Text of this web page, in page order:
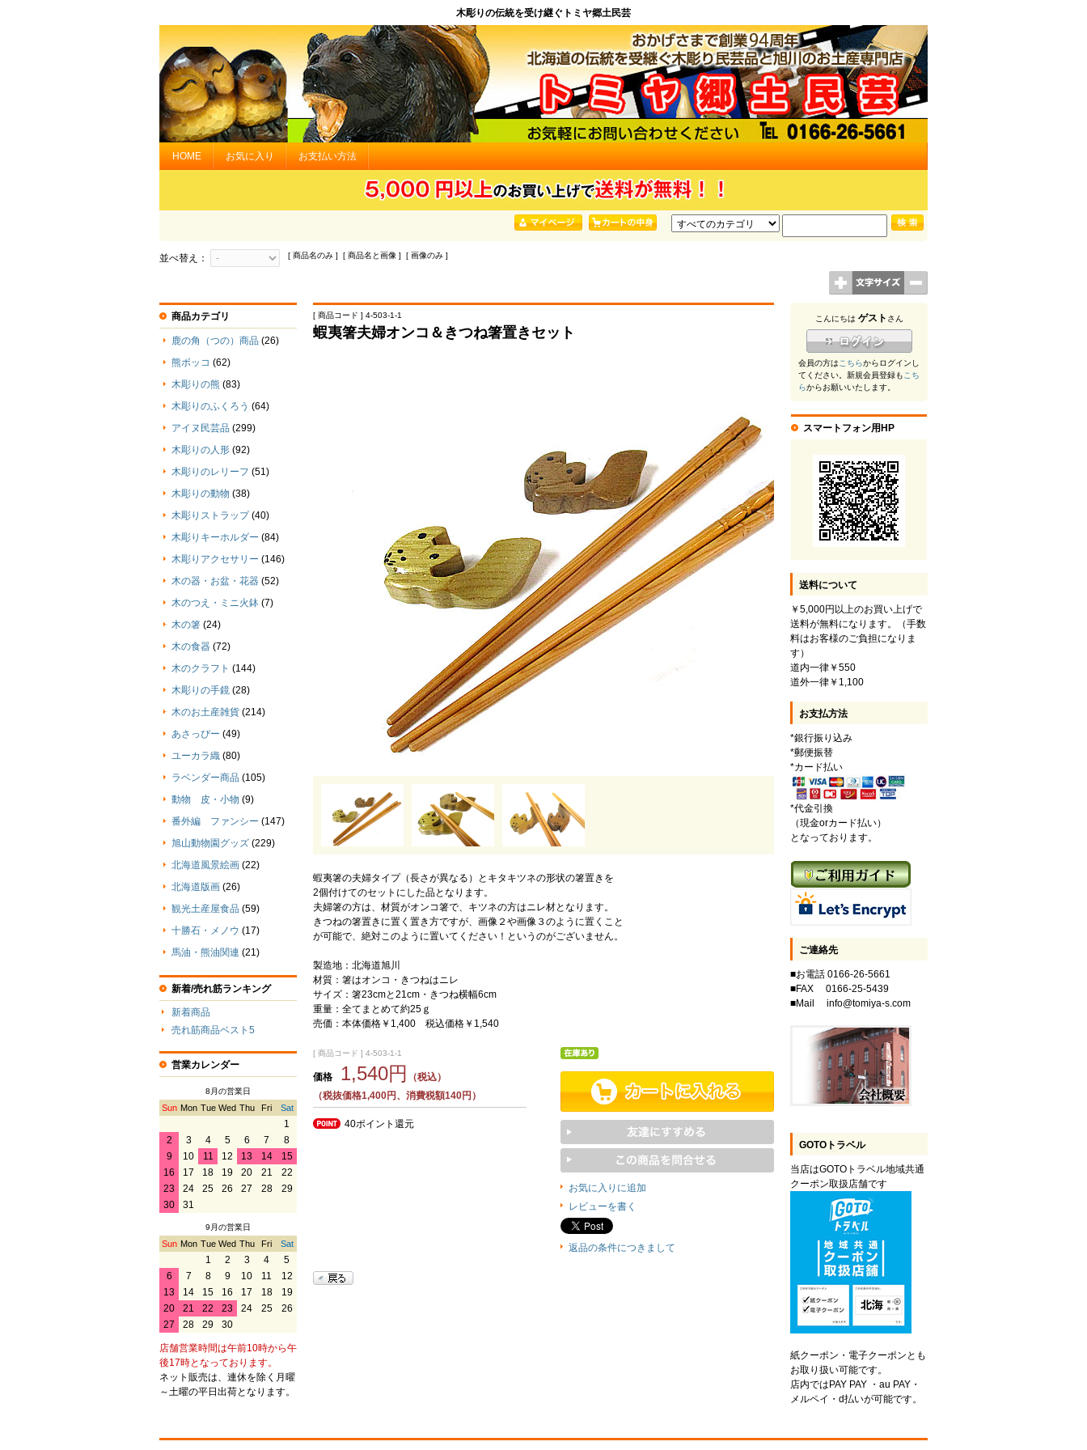
木彫りの伝統を受け継ぐトミヤ郷土民芸
HOME お気に入り お支払い方法
並べ替え： [ 商品名のみ ] [ 商品名と画像 ] [ 画像のみ ]
[ 商品コード ] 4-503-1-1
蝦夷箸夫婦オンコ＆きつね箸置きセット
蝦夷箸の夫婦タイプ（長さが異なる）とキタキツネの形状の箸置きを
2個付けてのセットにした品となります。
夫婦箸の方は、材質がオンコ箸で、キツネの方はニレ材となります。
きつねの箸置きに置く置き方ですが、画像２や画像３のように置くこと
が可能で、絶対このように置いてください！というのがございません。
製造地：北海道旭川
材質：箸はオンコ・きつねはニレ
サイズ：箸23cmと21cm・きつね横幅6cm
重量：全てまとめて約25ｇ
売価：本体価格￥1,400 税込価格￥1,540
[ 商品コード ] 4-503-1-1
価格 1,540円
（税込）
（税抜価格1,400円、消費税額140円）
40ポイント還元
お気に入りに追加
レビューを書く
返品の条件につきまして
商品カテゴリ
鹿の角（つの）商品 (26)
熊ボッコ (62)
木彫りの熊 (83)
木彫りのふくろう (64)
アイヌ民芸品 (299)
木彫りの人形 (92)
木彫りのレリーフ (51)
木彫りの動物 (38)
木彫りストラップ (40)
木彫りキーホルダー (84)
木彫りアクセサリー (146)
木の器・お盆・花器 (52)
木のつえ・ミニ火鉢 (7)
木の箸 (24)
木の食器 (72)
木のクラフト (144)
木彫りの手鏡 (28)
木のお土産雑貨 (214)
あさっぴー (49)
ユーカラ織 (80)
ラベンダー商品 (105)
動物 皮・小物 (9)
番外編 ファンシー (147)
旭山動物園グッズ (229)
北海道風景絵画 (22)
北海道版画 (26)
観光土産屋食品 (59)
十勝石・メノウ (17)
馬油・熊油関連 (21)
新着/売れ筋ランキング
新着商品
売れ筋商品ベスト5
営業カレンダー
8月の営業日
Sun Mon Tue Wed Thu Fri Sat
1
2
3 4 5 6 7
8
9
10 11 12 13 14
15
16
17 18 19 20 21
22
23
24 25 26 27 28
29
30
31
9月の営業日
Sun Mon Tue Wed Thu Fri Sat
1 2 3 4
5
6
7 8 9 10 11
12
13
14 15 16 17 18
19
20
21 22 23 24 25
26
27
28 29 30
店舗営業時間は午前10時から午
後17時となっております。
ネット販売は、連休を除く月曜
～土曜の平日出荷となります。
こんにちは ゲスト さん
会員の方はこちらからログインし
てください。新規会員登録もこち
らからお願いいたします。
スマートフォン用HP
送料について
￥5,000円以上のお買い上げで
送料が無料になります。（手数
料はお客様のご負担になりま
す）
道内一律￥550
道外一律￥1,100
お支払方法
*銀行振り込み
*郵便振替
*カード払い
*代金引換
（現金orカード払い）
となっております。
ご連絡先
■お電話 0166-26-5661
■FAX 0166-25-5439
■Mail info@tomiya-s.com
GOTOトラベル
当店はGOTOトラベル地域共通
クーポン取扱店舗です
紙クーポン・電子クーポンとも
お取り扱い可能です。
店内ではPAY PAY ・au PAY・
メルペイ・d払いが可能です。